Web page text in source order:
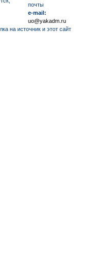
почты
e-mail:
uo@yakadm.ru
на источник и этот сайт